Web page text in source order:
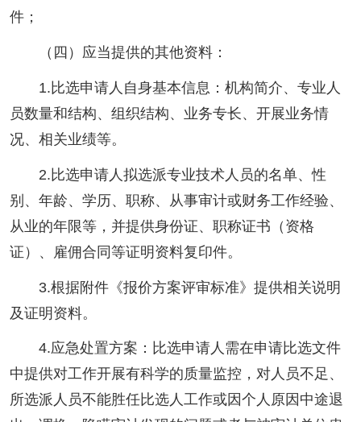
件；
（四）应当提供的其他资料：
1.比选申请人自身基本信息：机构简介、专业人
员数量和结构、组织结构、业务专长、开展业务情
况、相关业绩等。
2.比选申请人拟选派专业技术人员的名单、性
别、年龄、学历、职称、从事审计或财务工作经验、
从业的年限等，并提供身份证、职称证书（资格
证）、雇佣合同等证明资料复印件。
3.根据附件《报价方案评审标准》提供相关说明
及证明资料。
4.应急处置方案：比选申请人需在申请比选文件
中提供对工作开展有科学的质量监控，对人员不足、
所选派人员不能胜任比选人工作或因个人原因中途退